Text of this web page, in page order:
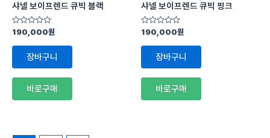
샤넬 보이프렌드 큐빅 블랙
5
에
로
가
190,000원
장바구니
바로구매
샤넬 보이프렌드 큐빅 핑크
5
에
로
가
190,000원
장바구니
바로구매